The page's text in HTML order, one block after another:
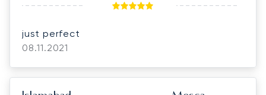
just perfect
08.11.2021